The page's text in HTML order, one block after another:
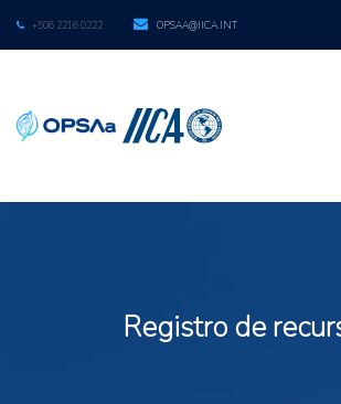
+506 2216 0222 OPSAA@IICA.INT
Registro de